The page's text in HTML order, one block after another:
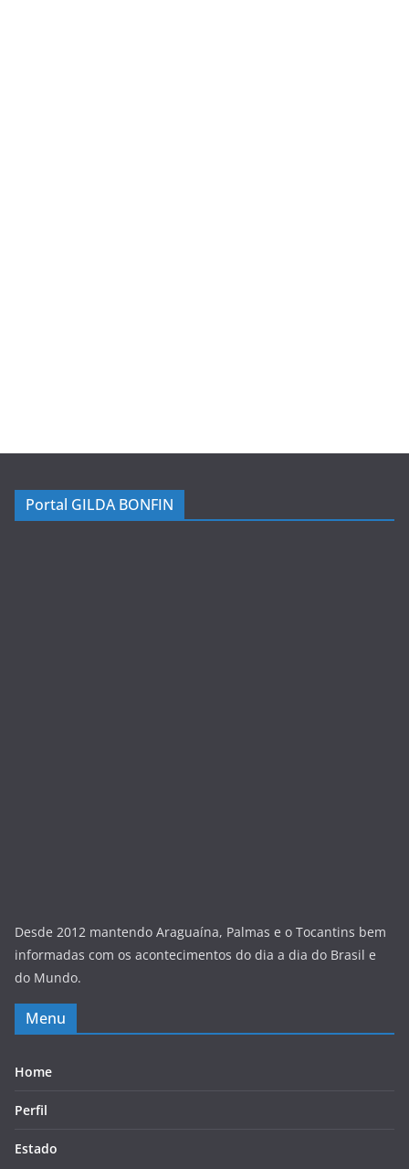
Portal GILDA BONFIN
Desde 2012 mantendo Araguaína, Palmas e o Tocantins bem
informadas com os acontecimentos do dia a dia do Brasil e
do Mundo.
Menu
Home
Perfil
Estado